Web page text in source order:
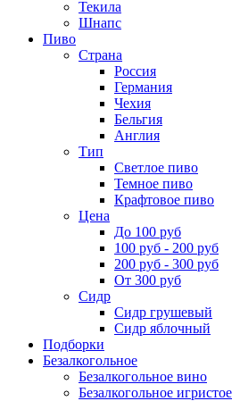
Текила
Шнапс
Пиво
Страна
Россия
Германия
Чехия
Бельгия
Англия
Тип
Светлое пиво
Темное пиво
Крафтовое пиво
Цена
До 100 руб
100 руб - 200 руб
200 руб - 300 руб
От 300 руб
Сидр
Сидр грушевый
Сидр яблочный
Подборки
Безалкогольное
Безалкогольное вино
Безалкогольное игристое